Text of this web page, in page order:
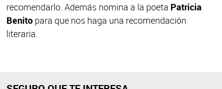
recomendarlo. Además nomina a la poeta Patricia
Benitopara que nos haga una recomendación
literaria.